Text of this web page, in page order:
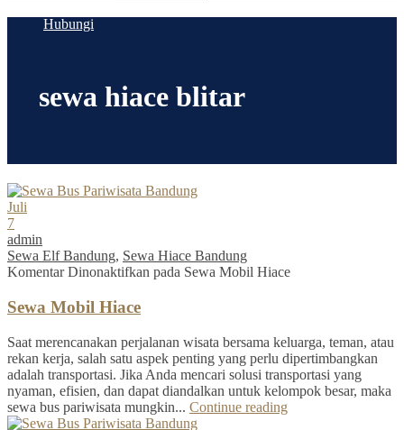
Hubungi
sewa hiace blitar
Juli
7
admin
Sewa Elf Bandung, Sewa Hiace Bandung
Komentar Dinonaktifkan pada Sewa Mobil Hiace
Sewa Mobil Hiace
Saat merencanakan perjalanan wisata bersama keluarga, teman, atau
rekan kerja, salah satu aspek penting yang perlu dipertimbangkan
adalah transportasi. Jika Anda mencari solusi transportasi yang
nyaman, efisien, dan dapat diandalkan untuk kelompok besar, maka
sewa bus pariwisata mungkin... Continue reading